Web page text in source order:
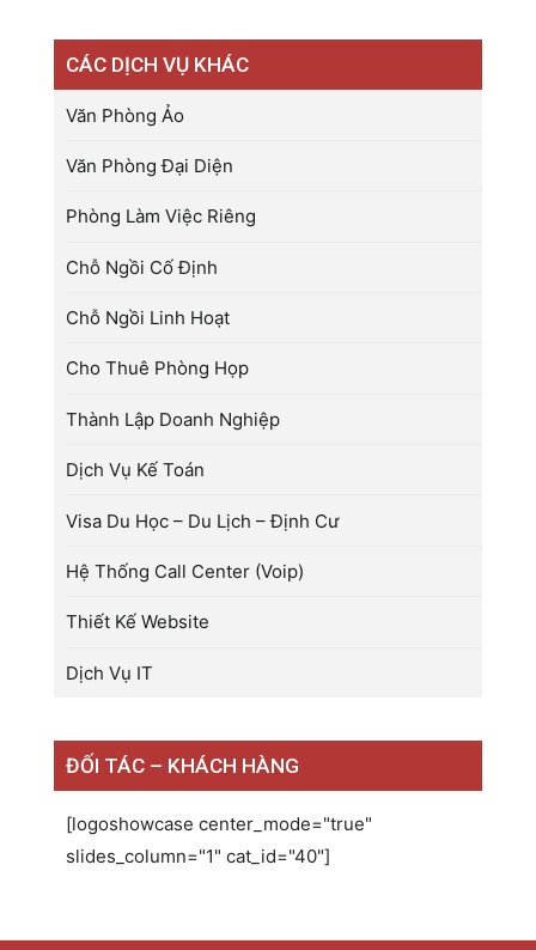
CÁC DỊCH VỤ KHÁC
Văn Phòng Ảo
Văn Phòng Đại Diện
Phòng Làm Việc Riêng
Chỗ Ngồi Cố Định
Chỗ Ngồi Linh Hoạt
Cho Thuê Phòng Họp
Thành Lập Doanh Nghiệp
Dịch Vụ Kế Toán
Visa Du Học – Du Lịch – Định Cư
Hệ Thống Call Center (Voip)
Thiết Kế Website
Dịch Vụ IT
ĐỐI TÁC – KHÁCH HÀNG
[logoshowcase center_mode="true"
slides_column="1" cat_id="40"]